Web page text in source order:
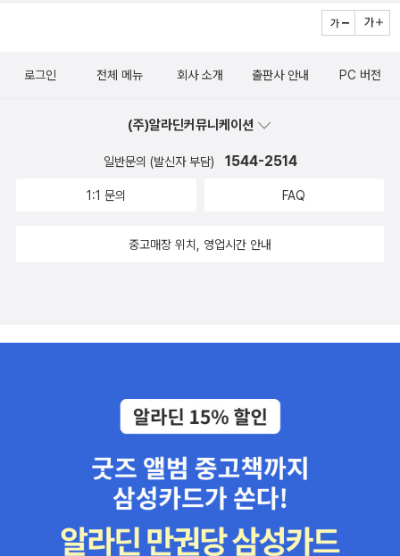
로그인 전체 메뉴 회사 소개 출판사 안내 PC 버전
(주)알라딘커뮤니케이션
일반문의 (발신자 부담) 1544-2514
1:1 문의 FAQ
중고매장 위치, 영업시간 안내